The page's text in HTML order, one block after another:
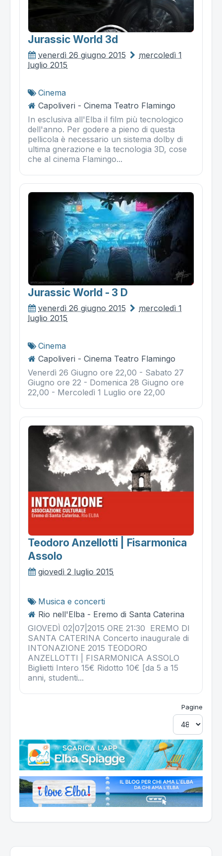
Jurassic World 3d
venerdì 26 giugno 2015
mercoledì 1
luglio 2015
Cinema
Capoliveri - Cinema Teatro Flamingo
In esclusiva all'Elba il film più tecnologico
dell'anno. Per godere a pieno di questa
pellicola è necessario un sistema dolby di
ultima gnerazione e la tecnologia 3D, cose
che al cinema Flamingo...
Jurassic World - 3 D
venerdì 26 giugno 2015
mercoledì 1
luglio 2015
Cinema
Capoliveri - Cinema Teatro Flamingo
Venerdì 26 Giugno ore 22,00 - Sabato 27
Giugno ore 22 - Domenica 28 Giugno ore
22,00 - Mercoledì 1 Luglio ore 22,00
Teodoro Anzellotti | Fisarmonica
Assolo
giovedì 2 luglio 2015
Musica e concerti
Rio nell'Elba - Eremo di Santa Caterina
GIOVEDÌ 02|07|2015 ORE 21:30 EREMO DI
SANTA CATERINA Concerto inaugurale di
INTONAZIONE 2015 TEODORO
ANZELLOTTI | FISARMONICA ASSOLO
Biglietti Intero 15€ Ridotto 10€ [da 5 a 15
anni, studenti...
Pagine